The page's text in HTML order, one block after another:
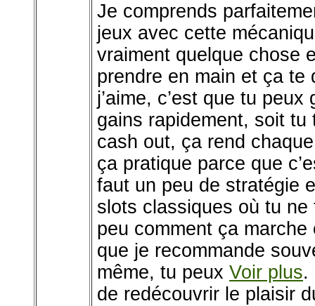
Je comprends
jeux avec cette
vraiment quelque chose
prendre en main et ça te
j’aime, c’est que tu
gains rapidement, soit
cash out, ça rend
ça pratique parce que
faut un peu de stratégie
slots classiques où tu
peu comment ça
que je recommande
même, tu peux Voir plus.
de redécouvrir le plaisir